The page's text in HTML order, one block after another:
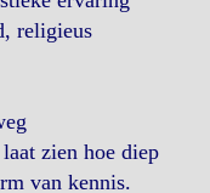
religieus
zien hoe diep
van kennis.